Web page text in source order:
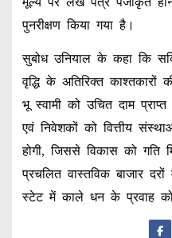
पुनरीक्षण किया गया है।
सुबोध उनियाल के कहा कि
वृद्धि के अतिरिक्त काश्तकारों
भू स्वामी को उचित दाम प्राप्त
एवं निवेशकों को वित्तीय
होगी, जिससे विकास को गति
प्रचलित वास्तविक बाजार
स्टेट में काले धन के प्रवाह को